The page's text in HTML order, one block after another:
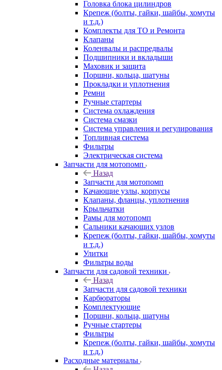
Головка блока цилиндров
Крепеж (болты, гайки, шайбы, хомуты
и т.д.)
Комплекты для ТО и Ремонта
Клапаны
Коленвалы и распредвалы
Подшипники и вкладыши
Маховик и защита
Поршни, кольца, шатуны
Прокладки и уплотнения
Ремни
Ручные стартеры
Система охлаждения
Система смазки
Система управления и регулирования
Топливная система
Фильтры
Электрическая система
Запчасти для мотопомп
Назад
Запчасти для мотопомп
Качающие узлы, корпусы
Клапаны, фланцы, уплотнения
Крыльчатки
Рамы для мотопомп
Сальники качающих узлов
Крепеж (болты, гайки, шайбы, хомуты
и т.д.)
Улитки
Фильтры воды
Запчасти для садовой техники
Назад
Запчасти для садовой техники
Карбюраторы
Комплектующие
Поршни, кольца, шатуны
Ручные стартеры
Фильтры
Крепеж (болты, гайки, шайбы, хомуты
и т.д.)
Расходные материалы